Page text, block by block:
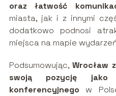
oraz łatwość
miasta, jak i z innymi
dodatkowo podnosi
miejsca na mapie
Podsumowując,Wrocław
swoją pozycję jako
konferencyjnego w